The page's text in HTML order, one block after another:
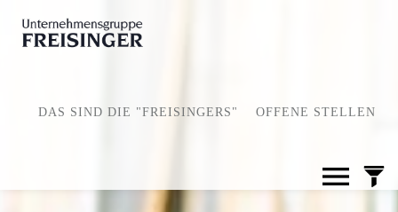
DAS SIND DIE "FREISINGERS" OFFENE STELLEN